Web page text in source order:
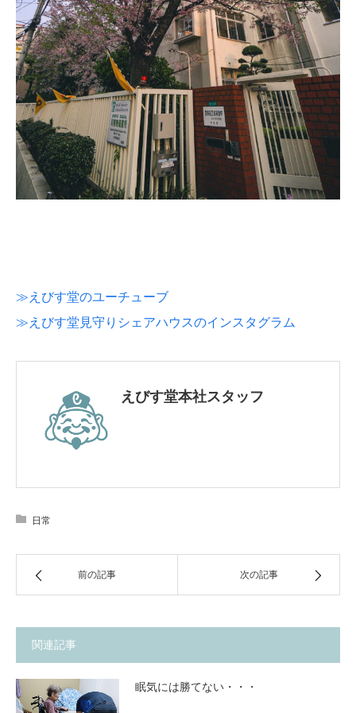
≫えびす堂のユーチューブ
≫えびす堂見守りシェアハウスのインスタグラム
えびす堂本社スタッフ
日常
前の記事 次の記事
関連記事
眠気には勝てない・・・